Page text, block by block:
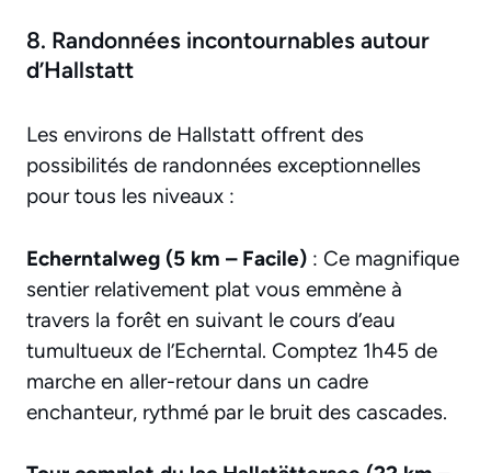
8. Randonnées incontournables autour
d’Hallstatt
Les environs de Hallstatt offrent des
possibilités de randonnées exceptionnelles
pour tous les niveaux :
Echerntalweg (5 km – Facile) : Ce magnifique
sentier relativement plat vous emmène à
travers la forêt en suivant le cours d’eau
tumultueux de l’Echerntal. Comptez 1h45 de
marche en aller-retour dans un cadre
enchanteur, rythmé par le bruit des cascades.